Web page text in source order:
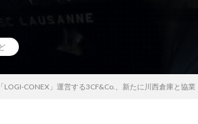
CONEX」運営する3CF&Co.、新たに川西倉庫と協業